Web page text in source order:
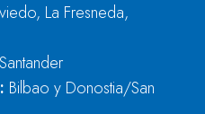
La Fresneda,
Santander
Bilbao y Donostia/San